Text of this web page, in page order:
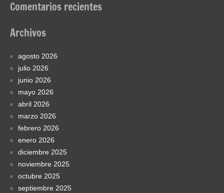
Comentarios recientes
Archivos
agosto 2026
julio 2026
junio 2026
mayo 2026
abril 2026
marzo 2026
febrero 2026
enero 2026
diciembre 2025
noviembre 2025
octubre 2025
septiembre 2025